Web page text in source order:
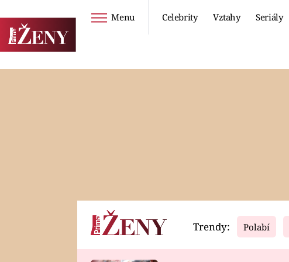
Menu Celebrity Vztahy Seriály
Horoskopy Video
Trendy: Polabí